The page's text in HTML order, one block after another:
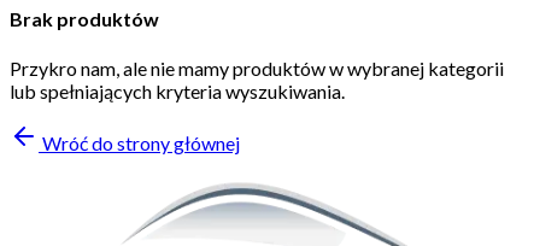
Brak produktów
Przykro nam, ale nie mamy produktów w wybranej kategorii
lub spełniających kryteria wyszukiwania.
Wróć do strony głównej